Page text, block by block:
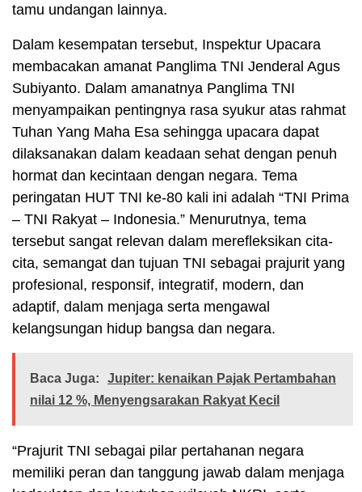
tamu undangan lainnya.
Dalam kesempatan tersebut, Inspektur Upacara
membacakan amanat Panglima TNI Jenderal Agus
Subiyanto. Dalam amanatnya Panglima TNI
menyampaikan pentingnya rasa syukur atas rahmat
Tuhan Yang Maha Esa sehingga upacara dapat
dilaksanakan dalam keadaan sehat dengan penuh
hormat dan kecintaan dengan negara. Tema
peringatan HUT TNI ke-80 kali ini adalah “TNI Prima
– TNI Rakyat – Indonesia.” Menurutnya, tema
tersebut sangat relevan dalam merefleksikan cita-
cita, semangat dan tujuan TNI sebagai prajurit yang
profesional, responsif, integratif, modern, dan
adaptif, dalam menjaga serta mengawal
kelangsungan hidup bangsa dan negara.
Baca Juga:
Jupiter: kenaikan Pajak Pertambahan
nilai 12 %, Menyengsarakan Rakyat Kecil
“Prajurit TNI sebagai pilar pertahanan negara
memiliki peran dan tanggung jawab dalam menjaga